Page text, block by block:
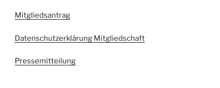
Mitgliedsantrag
Datenschutzerklärung Mitgliedschaft
Pressemitteilung